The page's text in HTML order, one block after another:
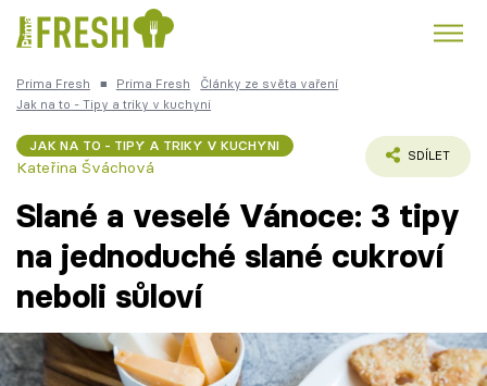
Trendy: Kuře Polévky k večeři
Česká kuchyně Čokoláda
Témata
Recepty
Prima Fresh ■ Prima Fresh
Články ze světa vaření
Jak na to - Tipy a triky v kuchyni
JAK NA TO - TIPY A TRIKY V KUCHYNI
Kateřina Šváchová
SDÍLET
Slané a veselé Vánoce: 3 tipy
na jednoduché slané cukroví
neboli sůloví